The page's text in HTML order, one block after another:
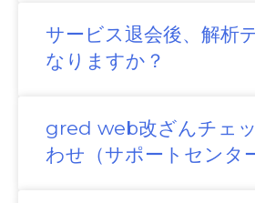
サービス退会後、解析
なりますか？
gred web改ざんチェ
わせ（サポートセンタ